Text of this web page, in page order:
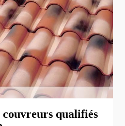
couvreurs qualifiés